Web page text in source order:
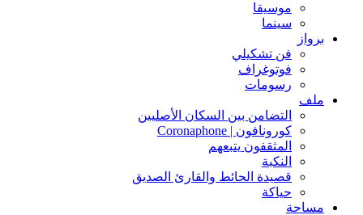
موسيقا
سينما
برواز
فن تشكيلي
فوتوغراف
رسومات
ملف
التضامن بين السكان الأصليين
كورونافون | Coronaphone
المثقفون يتبعهم
النكبة
قصيدة الحائط والقارئ الصديق
حياكة
مساحة